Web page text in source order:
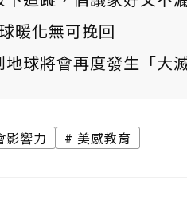
暖化無可挽回
球將會再度發生「大滅
影響力 美感教育